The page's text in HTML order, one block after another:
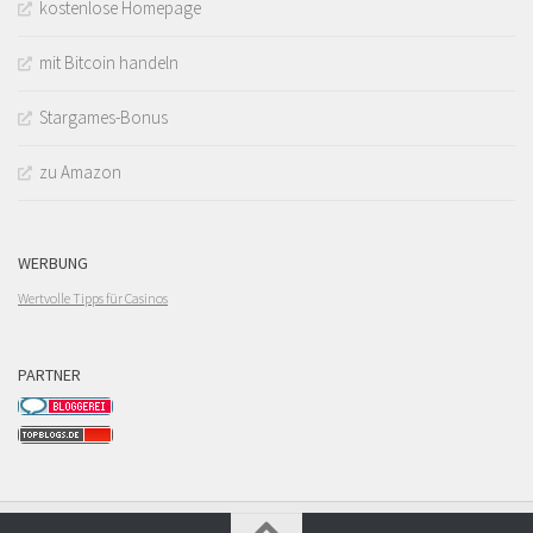
kostenlose Homepage
mit Bitcoin handeln
Stargames-Bonus
zu Amazon
WERBUNG
Wertvolle Tipps für Casinos
PARTNER